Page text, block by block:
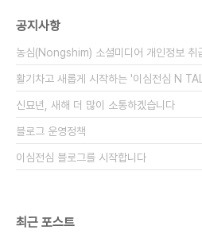
공지사항
농심(Nongshim) 소셜미디어 개인정보 취
활기차고 새롭게 시작하는 '이심전심 N
신묘년, 새해 더 많이 소통하겠습니다
블로그 운영정책
이심전심 블로그를 시작합니다
최근 포스트